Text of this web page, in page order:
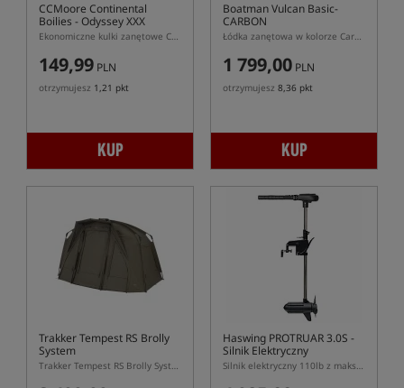
CCMoore Continental
Boilies - Odyssey XXX
Ekonomiczne kulki zanętowe CCMoore Continental Odyssey XXX
149,99 PLN
otrzymujesz 1,21 pkt
KUP
Boatman Vulcan Basic-
CARBON
Łódka zanętowa w kolorze Carbon
1 799,00 PLN
otrzymujesz 8,36 pkt
KUP
Trakker Tempest RS Brolly
System
Trakker Tempest RS Brolly System – kompoletny namiot brolly z podłogą i panelem przednim
Haswing PROTRUAR 3.0S -
Silnik Elektryczny
Silnik elektryczny 110lb z maksymizerem i silnikiem bezszczotkowym